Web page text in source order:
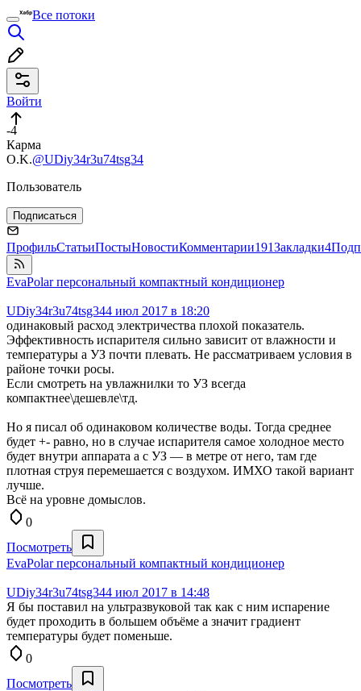
Все потоки
Войти
-4
Карма
O.K.@UDiy34r3u74tsg34
Пользователь
Подписаться
ПрофильСтатьиПостыНовостиКомментарии191Закладки4
EvaPolar персональный компактный кондиционер
UDiy34r3u74tsg344 июл 2017 в 18:20
одинаковый расход электричества плохой показатель.
Эффективность испарителя сильно зависит от влажности и
температуры а УЗ почти плевать. Не рассматриваем условия в
районе точки росы.
Если смотреть на увлажнилки то УЗ всегда
компактнее\дешевле\тд.
Но я писал об одинаковом количестве воды. Тогда среднее
будет +- равно, но в случае испарителя самое холодное место
будет внутри аппарата а с УЗ — в метре от него, там где
плотная струя перемешается с воздухом. ИМХО такой вариант
лучше.
Всё на уровне домыслов.
0
Посмотреть
EvaPolar персональный компактный кондиционер
UDiy34r3u74tsg344 июл 2017 в 14:48
Я бы поставил на ультразвуковой так как с ним испарение
будет проходить в большем объёме а значит градиент
температуры будет поменьше.
0
Посмотреть